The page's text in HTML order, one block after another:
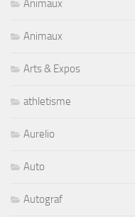
Animaux
Animaux
Arts & Expos
athletisme
Aurelio
Auto
Autograf